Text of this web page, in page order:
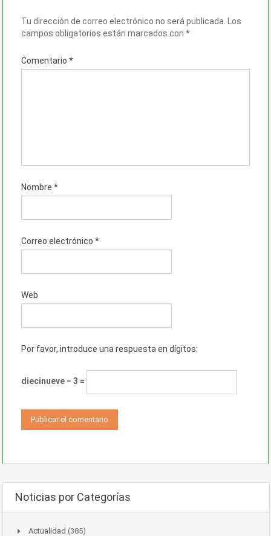
Tu dirección de correo electrónico no será publicada. Los
campos obligatorios están marcados con *
Comentario *
Nombre *
Correo electrónico *
Web
Por favor, introduce una respuesta en dígitos:
diecinueve − 3 =
Noticias por Categorías
Actualidad (385)